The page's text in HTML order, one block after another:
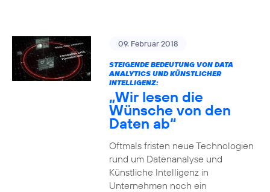
09. Februar 2018
STEIGENDE BEDEUTUNG VON DATA
ANALYTICS UND KÜNSTLICHER
INTELLIGENZ:
„Wir lesen die
Wünsche von den
Daten ab“
Oftmals fristen neue Technologien
rund um Datenanalyse und
Künstliche Intelligenz in
Unternehmen noch ein